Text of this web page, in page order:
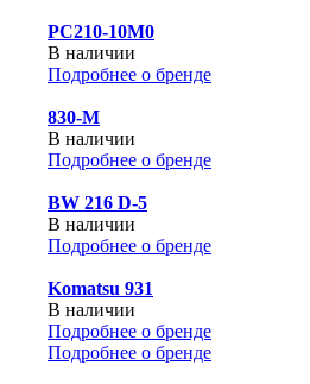
PC210-10M0
В наличии
Подробнее о бренде
830-М
В наличии
Подробнее о бренде
BW 216 D-5
В наличии
Подробнее о бренде
Komatsu 931
В наличии
Подробнее о бренде
Подробнее о бренде